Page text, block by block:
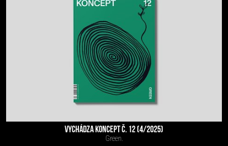
VYCHÁDZA KONCEPT Č. 12 (4/2025)
Green.